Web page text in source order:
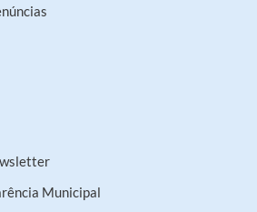
Municipal